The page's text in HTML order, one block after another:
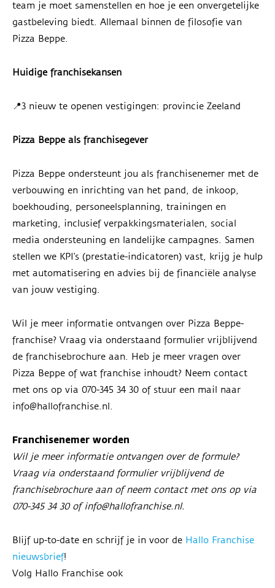
team je moet samenstellen en hoe je een onvergetelijke
gastbeleving biedt. Allemaal binnen de filosofie van
Pizza Beppe.
Huidige franchisekansen
📍3 nieuw te openen vestigingen: provincie Zeeland
Pizza Beppe als franchisegever
Pizza Beppe ondersteunt jou als franchisenemer met de
verbouwing en inrichting van het pand, de inkoop,
boekhouding, personeelsplanning, trainingen en
marketing, inclusief verpakkingsmaterialen, social
media ondersteuning en landelijke campagnes. Samen
stellen we KPI’s (prestatie-indicatoren) vast, krijg je hulp
met automatisering en advies bij de financiële analyse
van jouw vestiging.
Wil je meer informatie ontvangen over Pizza Beppe-
franchise? Vraag via onderstaand formulier vrijblijvend
de franchisebrochure aan. Heb je meer vragen over
Pizza Beppe of wat franchise inhoudt? Neem contact
met ons op via 070-345 34 30 of stuur een mail naar
info@hallofranchise.nl.
Franchisenemer worden
Wil je meer informatie ontvangen over de formule?
Vraag via onderstaand formulier vrijblijvend de
franchisebrochure aan of neem contact met ons op via
070-345 34 30 of info@hallofranchise.nl.
Blijf up-to-date en schrijf je in voor de Hallo Franchise
nieuwsbrief!
Volg Hallo Franchise ook